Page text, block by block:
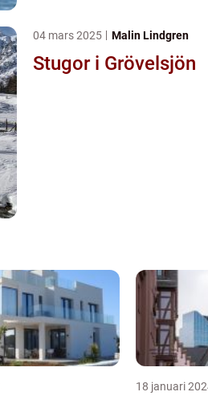
04 mars 2025 Malin Lindgren
Stugor i Grövelsjön
18 januari